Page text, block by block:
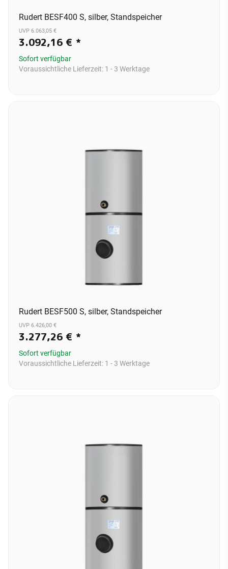
Rudert BESF400 S, silber, Standspeicher
UVP 6.063,05 €
3.092,16 € *
Sofort verfügbar
Voraussichtliche Lieferzeit: 1 - 3 Werktage
Rudert BESF500 S, silber, Standspeicher
UVP 6.426,00 €
3.277,26 € *
Sofort verfügbar
Voraussichtliche Lieferzeit: 1 - 3 Werktage